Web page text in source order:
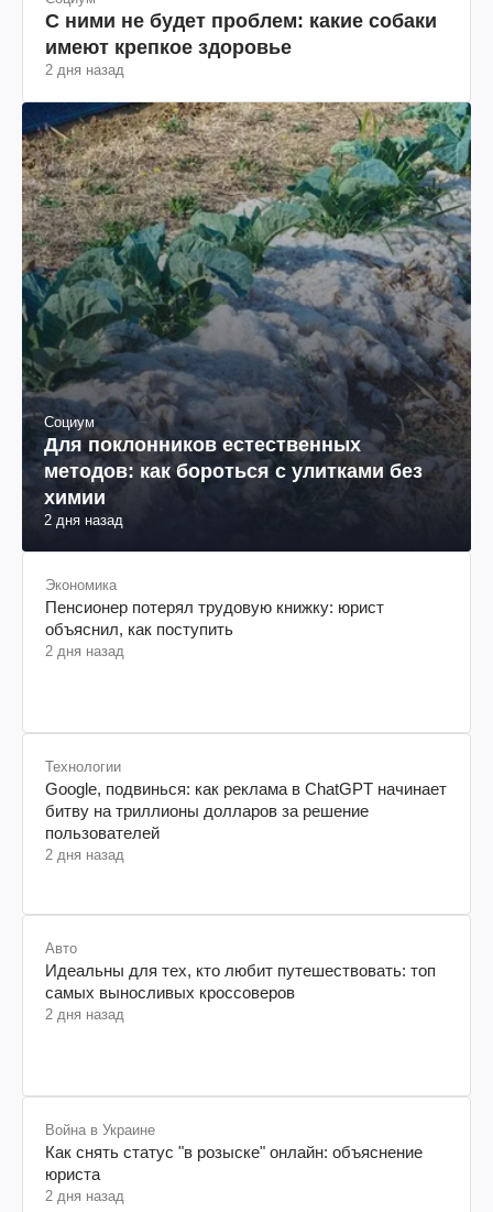
С ними не будет проблем: какие собаки
имеют крепкое здоровье
2 дня назад
Социум
Для поклонников естественных
методов: как бороться с улитками без
химии
2 дня назад
Экономика
Пенсионер потерял трудовую книжку: юрист
объяснил, как поступить
2 дня назад
Технологии
Google, подвинься: как реклама в ChatGPT начинает
битву на триллионы долларов за решение
пользователей
2 дня назад
Авто
Идеальны для тех, кто любит путешествовать: топ
самых выносливых кроссоверов
2 дня назад
Война в Украине
Как снять статус "в розыске" онлайн: объяснение
юриста
2 дня назад